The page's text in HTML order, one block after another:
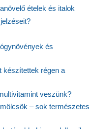
ételek és italok
és
készítettek régen a
veszünk?
– sok természetes